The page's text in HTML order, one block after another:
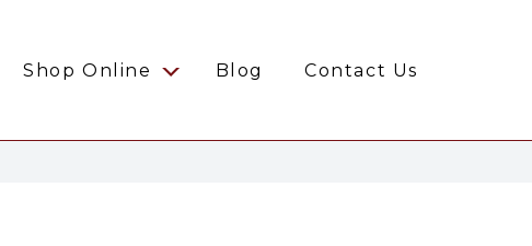
Shop Online Blog Contact Us